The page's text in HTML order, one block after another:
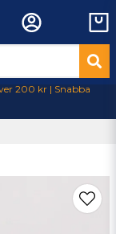
200 kr | Snabba